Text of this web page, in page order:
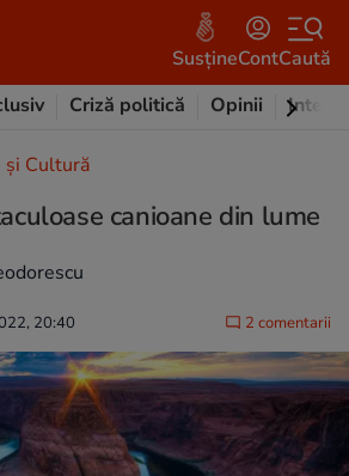
SusțineContCaută
Criză politică Opinii
și Cultură
canioane din lume
20:40 2 comentarii